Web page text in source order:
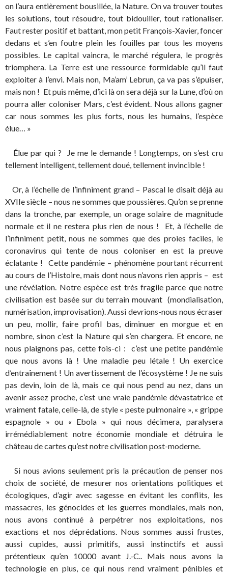
on l’aura entièrement bousillée, la Nature. On va trouver toutes
les solutions, tout résoudre, tout bidouiller, tout rationaliser.
Faut rester positif et battant, mon petit François-Xavier, foncer
dedans et s’en foutre plein les fouilles par tous les moyens
possibles. Le capital vaincra, le marché régulera, le progrès
triomphera. La Terre est une ressource formidable qu’il faut
exploiter à l’envi. Mais non, Ma’am’ Lebrun, ça va pas s’épuiser,
mais non ! Et puis même, d’ici là on sera déjà sur la Lune, d’où on
pourra aller coloniser Mars, c’est évident. Nous allons gagner
car nous sommes les plus forts, nous les humains, l’espèce
élue… »
Élue par qui ? Je me le demande ! Longtemps, on s’est cru
tellement intelligent, tellement doué, tellement invincible !
Or, à l’échelle de l’infiniment grand – Pascal le disait déjà au
XVIIe siècle – nous ne sommes que poussières. Qu’on se prenne
dans la tronche, par exemple, un orage solaire de magnitude
normale et il ne restera plus rien de nous ! Et, à l’échelle de
l’infiniment petit, nous ne sommes que des proies faciles, le
coronavirus qui tente de nous coloniser en est la preuve
éclatante ! Cette pandémie – phénomène pourtant récurrent
au cours de l’Histoire, mais dont nous n’avons rien appris – est
une révélation. Notre espèce est très fragile parce que notre
civilisation est basée sur du terrain mouvant (mondialisation,
numérisation, improvisation). Aussi devrions-nous nous écraser
un peu, mollir, faire profil bas, diminuer en morgue et en
nombre, sinon c’est la Nature qui s’en chargera. Et encore, ne
nous plaignons pas, cette fois-ci : c’est une petite pandémie
que nous avons là ! Une maladie peu létale ! Un exercice
d’entraînement ! Un avertissement de l’écosystème ! Je ne suis
pas devin, loin de là, mais ce qui nous pend au nez, dans un
avenir assez proche, c’est une vraie pandémie dévastatrice et
vraiment fatale, celle-là, de style « peste pulmonaire », « grippe
espagnole » ou « Ebola » qui nous décimera, paralysera
irrémédiablement notre économie mondiale et détruira le
château de cartes qu’est notre civilisation post-moderne.
Si nous avions seulement pris la précaution de penser nos
choix de société, de mesurer nos orientations politiques et
écologiques, d’agir avec sagesse en évitant les conflits, les
massacres, les génocides et les guerres mondiales, mais non,
nous avons continué à perpétrer nos exploitations, nos
exactions et nos déprédations. Nous sommes aussi frustes,
aussi cupides, aussi primitifs, aussi instinctifs et aussi
prétentieux qu’en 10000 avant J.-C.. Mais nous avons la
technologie en plus, ce qui nous rend vraiment pénibles et